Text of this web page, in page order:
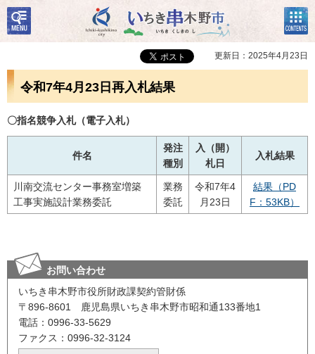
いちき串木野市
検
索・
共通
コン
テン
ツメ
ニュ
更新日：2025年4月23日
令和7年4月23日再入札結果
〇指名競争入札（電子入札）
件名
発注
種別
入（開）
札日
入札結果
川南交流センター事務室増築
工事実施設計業務委託
業務
委託
令和7年4
月23日
結果（PD
F：53KB）
お問い合わせ
いちき串木野市役所財政課契約管財係
〒896-8601 鹿児島県いちき串木野市昭和通133番地1
電話：0996-33-5629
ファクス：0996-32-3124